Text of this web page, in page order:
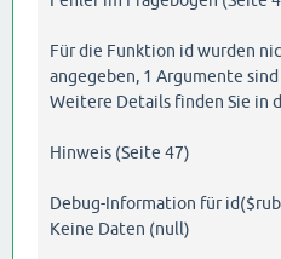
Für die Funktion id wurden
angegeben, 1 Argumente
Weitere Details finden Sie in
Hinweis (Seite 47)
Debug-Information für
Keine Daten (null)